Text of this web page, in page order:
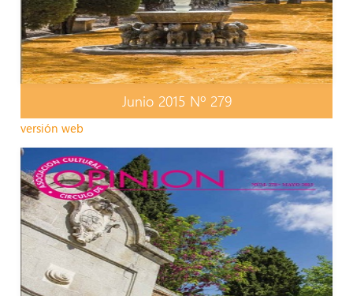
Junio 2015 Nº 279
versión web